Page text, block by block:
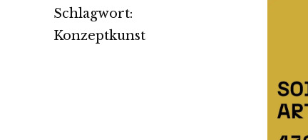
Schlagwort:
Konzeptkunst